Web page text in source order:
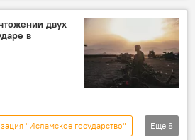
Талибан
двух
в
"Исламское государство"
Еще 8